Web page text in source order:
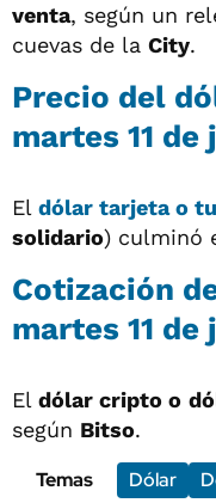
venta, según un
cuevas de la City.
Precio del
martes 11 de
El dólar tarjeta o
solidario) culminó
Cotización
martes 11 de
El dólar cripto o
según Bitso.
Temas
Dólar